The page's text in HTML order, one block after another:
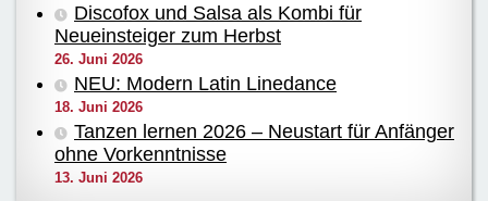
Discofox und Salsa als Kombi für
Neueinsteiger zum Herbst
26. Juni 2026
NEU: Modern Latin Linedance
18. Juni 2026
Tanzen lernen 2026 – Neustart für Anfänger
ohne Vorkenntnisse
13. Juni 2026